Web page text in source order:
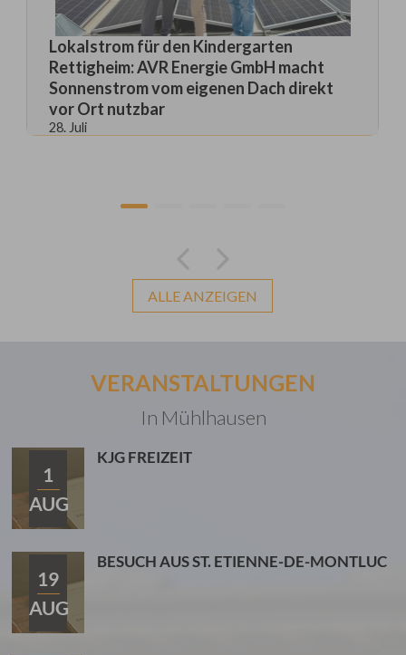
Lokalstrom für den Kindergarten
Rettigheim: AVR Energie GmbH macht
Sonnenstrom vom eigenen Dach direkt
vor Ort nutzbar
28. Juli
ALLE ANZEIGEN
VERANSTALTUNGEN
In Mühlhausen
1
AUG
KJG FREIZEIT
19
AUG
BESUCH AUS ST. ETIENNE-DE-MONTLUC